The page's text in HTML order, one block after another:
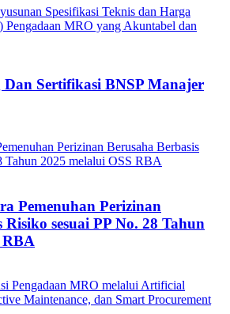
Sertifikasi BNSP Manajer
Pemenuhan Perizinan
Risiko sesuai PP No. 28 Tahun
RBA